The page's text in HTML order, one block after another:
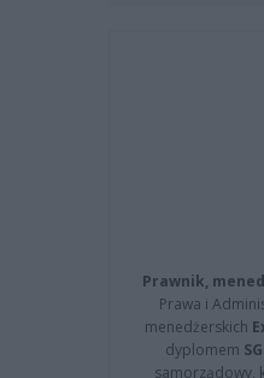
Prawnik,
Prawa i
menedżerskich
dyplomem
samorządowy,